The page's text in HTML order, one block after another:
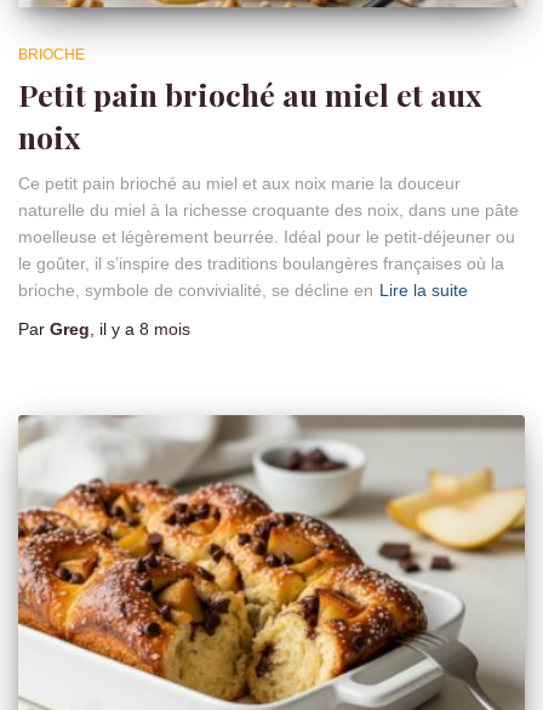
BRIOCHE
Petit pain brioché au miel et aux
noix
Ce petit pain brioché au miel et aux noix marie la douceur
naturelle du miel à la richesse croquante des noix, dans une pâte
moelleuse et légèrement beurrée. Idéal pour le petit-déjeuner ou
le goûter, il s’inspire des traditions boulangères françaises où la
brioche, symbole de convivialité, se décline en Lire la suite
Par Greg, il y a 8 mois